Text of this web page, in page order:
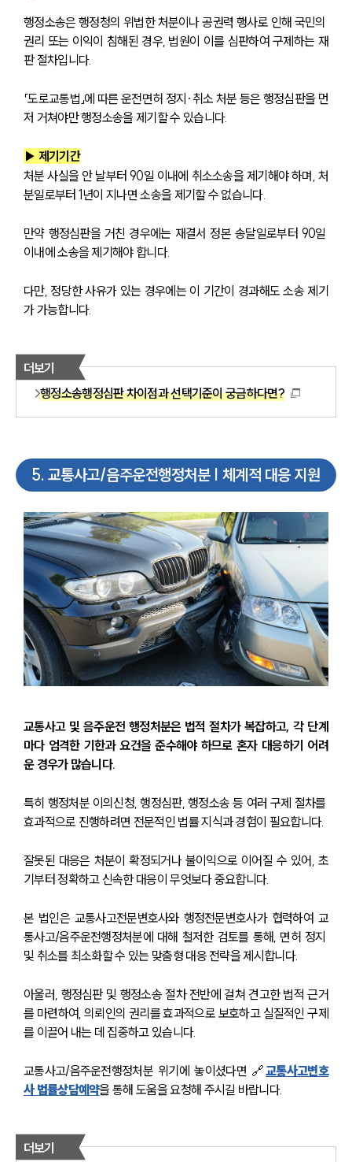
행정소송은 행정청의 위법한 처분이나 공권력 행사로 인해 국민의
권리 또는 이익이 침해된 경우, 법원이 이를 심판하여 구제하는 재
판 절차입니다.
「도로교통법」에 따른 운전면허 정지·취소 처분 등은 행정심판을 먼
저 거쳐야만 행정소송을 제기할 수 있습니다.
▶ 제기기간
처분 사실을 안 날부터 90일 이내에 취소소송을 제기해야 하며, 처
분일로부터 1년이 지나면 소송을 제기할 수 없습니다.
만약 행정심판을 거친 경우에는 재결서 정본 송달일로부터 90일
이내에 소송을 제기해야 합니다.
다만, 정당한 사유가 있는 경우에는 이 기간이 경과해도 소송 제기
가 가능합니다.
더보기
행정소송행정심판 차이점과 선택기준이 궁금하다면?
5. 교통사고/음주운전행정처분 | 체계적 대응 지원
교통사고 및 음주운전 행정처분은 법적 절차가 복잡하고, 각 단계
마다 엄격한 기한과 요건을 준수해야 하므로 혼자 대응하기 어려
운 경우가 많습니다.
특히 행정처분 이의신청, 행정심판, 행정소송 등 여러 구제 절차를
효과적으로 진행하려면 전문적인 법률 지식과 경험이 필요합니다.
잘못된 대응은 처분이 확정되거나 불이익으로 이어질 수 있어, 초
기부터 정확하고 신속한 대응이 무엇보다 중요합니다.
본 법인은 교통사고전문변호사와 행정전문변호사가 협력하여 교
통사고/음주운전행정처분에 대해 철저한 검토를 통해, 면허 정지
및 취소를 최소화할 수 있는 맞춤형 대응 전략을 제시합니다.
아울러, 행정심판 및 행정소송 절차 전반에 걸쳐 견고한 법적 근거
를 마련하여, 의뢰인의 권리를 효과적으로 보호하고 실질적인 구제
를 이끌어 내는 데 집중하고 있습니다.
교통사고/음주운전행정처분 위기에 놓이셨다면 🔗교통사고변호
사 법률상담예약을 통해 도움을 요청해 주시길 바랍니다.
더보기